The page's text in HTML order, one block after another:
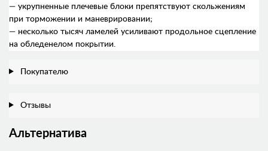
— укрупненные плечевые блоки препятствуют скольжениям
при торможении и маневрировании;
— несколько тысяч ламелей усиливают продольное сцепление
на обледенелом покрытии.
Покупателю
Отзывы
Альтернатива